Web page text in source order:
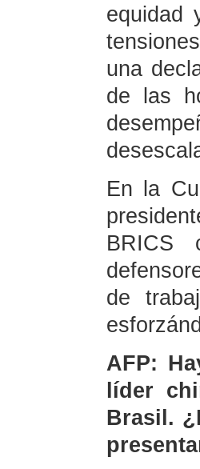
equidad
una
de las
En la
BRICS
de
AFP:
líder
Brasil.